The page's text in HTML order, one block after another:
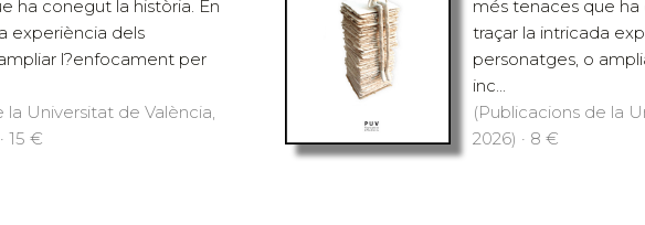
ha conegut la història. En
experiència dels
l?enfocament per
la Universitat de València,
15 €
més tenaces que ha
traçar la intricada
personatges, o
inc...
(Publicacions de la
2026) · 8 €